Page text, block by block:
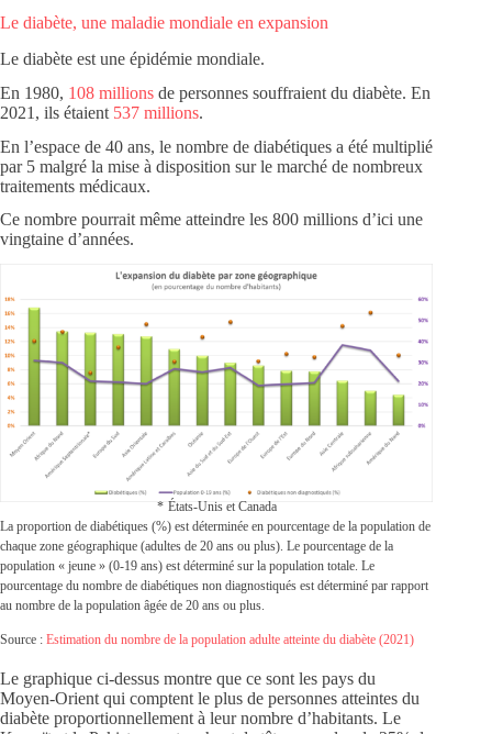
Le diabète, une maladie mondiale en expansion
Le diabète est une épidémie mondiale.
En 1980, 108 millions de personnes souffraient du diabète. En
2021, ils étaient 537 millions.
En l’espace de 40 ans, le nombre de diabétiques a été multiplié
par 5 malgré la mise à disposition sur le marché de nombreux
traitements médicaux.
Ce nombre pourrait même atteindre les 800 millions d’ici une
vingtaine d’années.
* États-Unis et Canada
La proportion de diabétiques (%) est déterminée en pourcentage de la population de
chaque zone géographique (adultes de 20 ans ou plus). Le pourcentage de la
population « jeune » (0-19 ans) est déterminé sur la population totale. Le
pourcentage du nombre de diabétiques non diagnostiqués est déterminé par rapport
au nombre de la population âgée de 20 ans ou plus.
Source : Estimation du nombre de la population adulte atteinte du diabète (2021)
Le graphique ci-dessus montre que ce sont les pays du
Moyen-Orient qui comptent le plus de personnes atteintes du
diabète proportionnellement à leur nombre d’habitants. Le